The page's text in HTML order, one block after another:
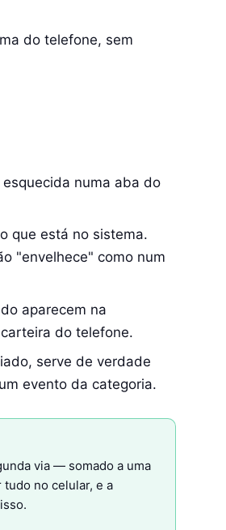
do telefone, sem
numa aba do
que está no sistema.
"envelhece" como num
aparecem na
do telefone.
serve de verdade
evento da categoria.
via — somado a uma
tudo no celular, e a